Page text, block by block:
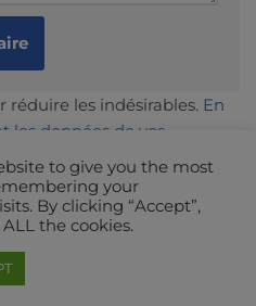
réduire les indésirables. En
les données de vos
.
to give you the most
your
By clicking “Accept”,
the cookies.